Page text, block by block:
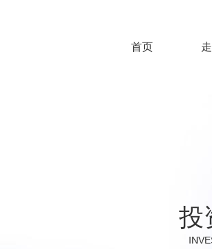
首页
投